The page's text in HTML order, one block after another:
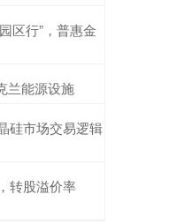
区行”，普惠金
兰能源设施
硅市场交易逻辑
转股溢价率